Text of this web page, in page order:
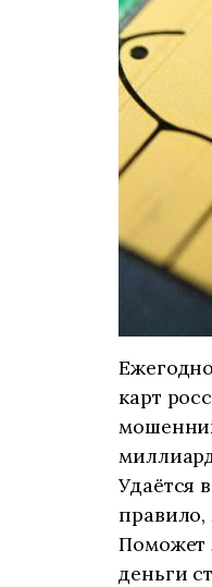
карт
Удаётся
правило,
Поможет
деньги